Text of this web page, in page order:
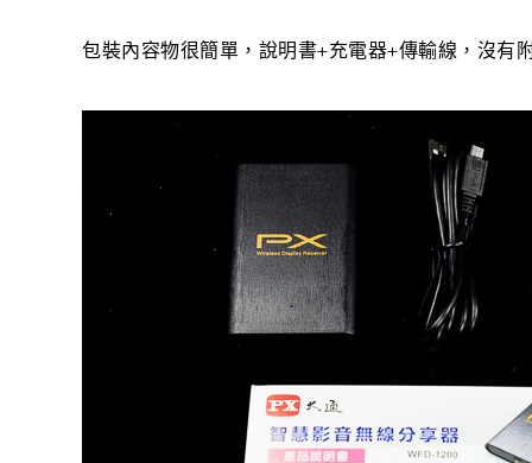
包裝內容物很簡單，說明書+充電器+傳輸線，沒